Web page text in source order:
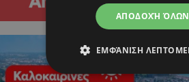
ΑΠΟΔΟΧΉ ΌΛΩΝ
ΕΜΦΆΝΙΣΗ